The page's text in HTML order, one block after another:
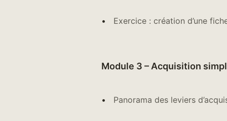
Exercice : création d’une
Module 3 – Acquisition
Panorama des leviers